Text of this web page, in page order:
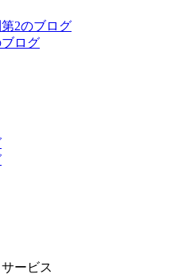
2のブログ
ログ
ービス